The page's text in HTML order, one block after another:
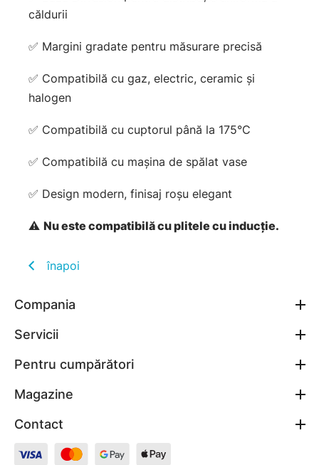
căldurii
✅ Margini gradate pentru măsurare precisă
✅ Compatibilă cu gaz, electric, ceramic și
halogen
✅ Compatibilă cu cuptorul până la 175°C
✅ Compatibilă cu mașina de spălat vase
✅ Design modern, finisaj roșu elegant
⚠ Nu este compatibilă cu plitele cu inducție.
înapoi
Compania
Servicii
Pentru cumpărători
Magazine
Contact